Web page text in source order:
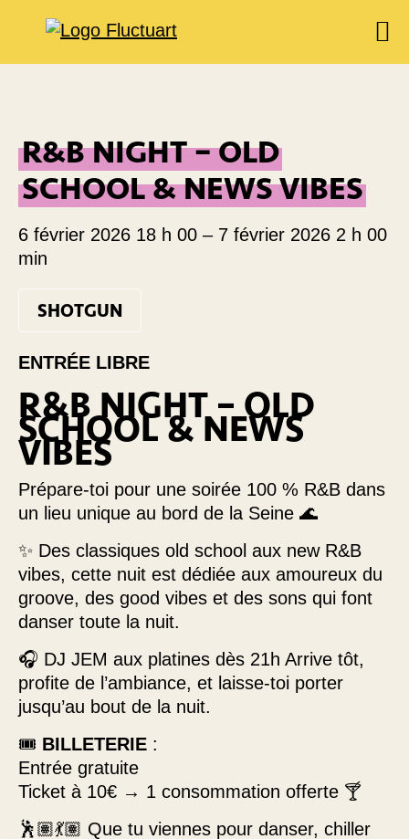
BOOKSHOP
FOOD & DRINK
RÉSERVER UNE TABLE
R&B NIGHT – OLD
SCHOOL & NEWS VIBES
6 février 2026 18 h 00 – 7 février 2026 2 h 00
min
SHOTGUN
ENTRÉE LIBRE
R&B NIGHT – OLD
SCHOOL & NEWS
VIBES
Prépare-toi pour une soirée 100 % R&B dans
un lieu unique au bord de la Seine 🌊
✨ Des classiques old school aux new R&B
vibes, cette nuit est dédiée aux amoureux du
groove, des good vibes et des sons qui font
danser toute la nuit.
🎧 DJ JEM aux platines dès 21h Arrive tôt,
profite de l’ambiance, et laisse-toi porter
jusqu’au bout de la nuit.
🎟️ BILLETERIE :
Entrée gratuite
Ticket à 10€ → 1 consommation offerte 🍸
🕺🏽💃🏽 Que tu viennes pour danser, chiller